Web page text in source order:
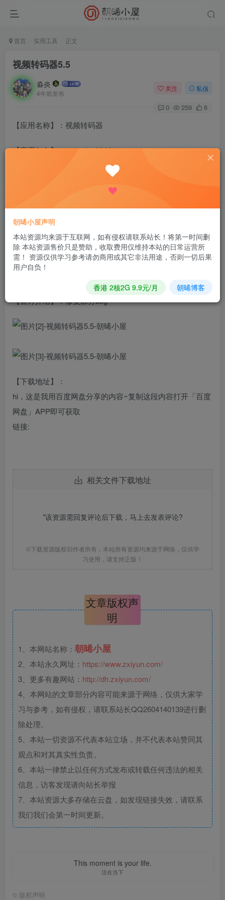
首页 实用工具 正文
视频转码器5.5
淼炎
4年前发布
关注 私信
0 259 6
【应用名称】：视频转码器
【应用包名】：com.cb.shipbj
【适用平台】：安卓5.0
【版本说明】： 这是一款可以吧某一样东西转文件
【官方介绍】：修复部分bug
【下载地址】：
hi，这是我用百度网盘分享的内容~复制这段内容打开「百度
网盘」APP即可获取
链接:
相关文件下载地址
*该资源需回复评论后下载，马上去发表评论?
©下载资源版权归作者所有；本站所有资源均来源于网络，仅供学
习使用，请支持正版！
文章版权声
明
1、本网站名称： 朝晞小屋
2、本站永久网址： https://www.zxiyun.com/
3、更多有趣网站： http://dh.zxiyun.com/
4、本网站的文章部分内容可能来源于网络，仅供大家学
习与参考，如有侵权，请联系站长QQ2604140139进行删
除处理。
5、本站一切资源不代表本站立场，并不代表本站赞同其
观点和对其真实性负责。
6、本站一律禁止以任何方式发布或转载任何违法的相关
信息，访客发现请向站长举报
7、本站资源大多存储在云盘，如发现链接失效，请联系
我们我们会第一时间更新。
This moment is your life.
活在当下
© 版权声明
朝晞小屋声明
本站资源均来源于互联网，如有侵权请联系站长！将第一时间删
除 本站资源售价只是赞助，收取费用仅维持本站的日常运营所
需！ 资源仅供学习参考请勿商用或其它非法用途，否则一切后果
用户自负！
香港 2核2G 9.9元/月 朝晞博客